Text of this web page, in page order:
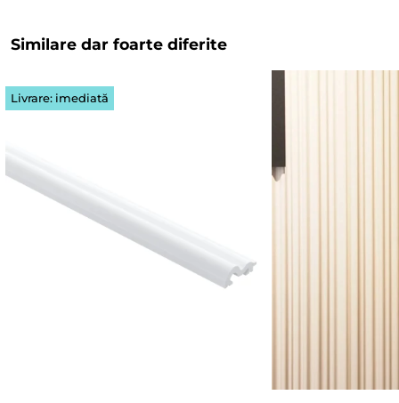
Similare dar foarte diferite
Livrare: imediată